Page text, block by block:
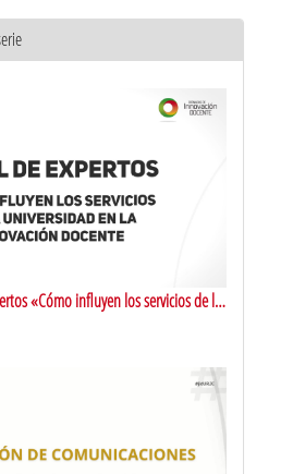
«Cómo influyen los servicios de la